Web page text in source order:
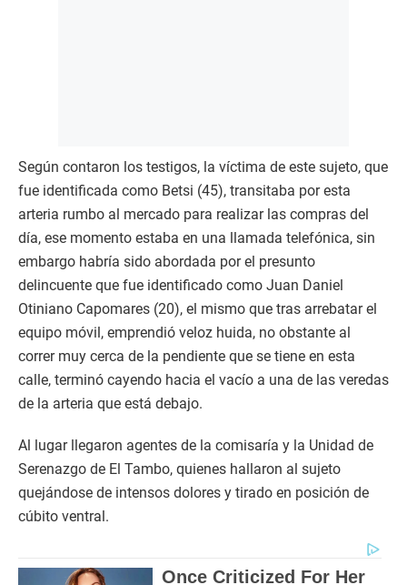
Según contaron los testigos, la víctima de este sujeto, que
fue identificada como Betsi (45), transitaba por esta
arteria rumbo al mercado para realizar las compras del
día, ese momento estaba en una llamada telefónica, sin
embargo habría sido abordada por el presunto
delincuente que fue identificado como Juan Daniel
Otiniano Capomares (20), el mismo que tras arrebatar el
equipo móvil, emprendió veloz huida, no obstante al
correr muy cerca de la pendiente que se tiene en esta
calle, terminó cayendo hacia el vacío a una de las veredas
de la arteria que está debajo.
Al lugar llegaron agentes de la comisaría y la Unidad de
Serenazgo de El Tambo, quienes hallaron al sujeto
quejándose de intensos dolores y tirado en posición de
cúbito ventral.